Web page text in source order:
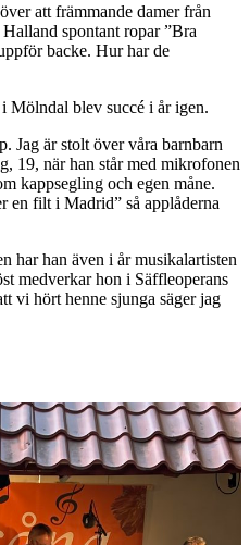
att främmande damer från
spontant ropar ”Bra
backe. Hur har de
Mölndal blev succé i år igen.
Jag är stolt över våra barnbarn
19, när han står med mikrofonen
kappsegling och egen måne.
en filt i Madrid” så applåderna
har han även i år musikalartisten
medverkar hon i Säffleoperans
vi hört henne sjunga säger jag